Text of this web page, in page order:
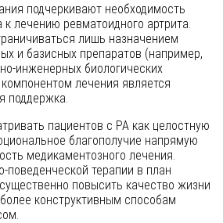
подчеркивают необходимость
к лечению ревматоидного артрита.
лишь назначением
и базисных препаратов (например,
инженерных биологических
лечения является
поддержка.
пациентов с РА как целостную
благополучие напрямую
медикаментозного лечения.
поведенческой терапии в план
повысить качество жизни
конструктивным способам